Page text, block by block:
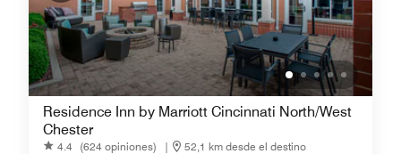
Residence Inn by Marriott Cincinnati North/West
Chester
4.4 (624 opiniones) |
52,1 km desde el destino